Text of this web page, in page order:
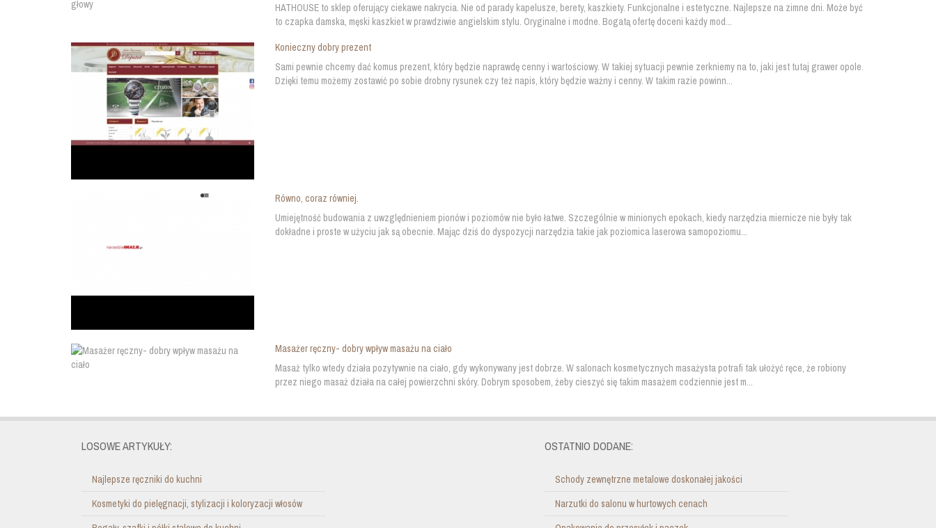
HATHOUSE to sklep oferujący ciekawe nakrycia. Nie od parady kapelusze, berety, kaszkiety. Funkcjonalne i estetyczne. Najlepsze na zimne dni. Może być
to czapka damska, męski kaszkiet w prawdziwie angielskim stylu. Oryginalne i modne. Bogatą ofertę doceni każdy mod...
Konieczny dobry prezent
Sami pewnie chcemy dać komus prezent, który będzie naprawdę cenny i wartościowy. W takiej sytuacji pewnie zerkniemy na to, jaki jest tutaj grawer opole.
Dzięki temu możemy zostawić po sobie drobny rysunek czy też napis, który będzie ważny i cenny. W takim razie powinn...
Równo, coraz równiej.
Umiejętność budowania z uwzględnieniem pionów i poziomów nie było łatwe. Szczególnie w minionych epokach, kiedy narzędzia miernicze nie były tak
dokładne i proste w użyciu jak są obecnie. Mając dziś do dyspozycji narzędzia takie jak poziomica laserowa samopoziomu...
Masażer ręczny- dobry wpływ masażu na ciało
Masaż tylko wtedy działa pozytywnie na ciało, gdy wykonywany jest dobrze. W salonach kosmetycznych masażysta potrafi tak ułożyć ręce, że robiony
przez niego masaż działa na całej powierzchni skóry. Dobrym sposobem, żeby cieszyć się takim masażem codziennie jest m...
LOSOWE ARTYKUŁY:
Najlepsze ręczniki do kuchni
Kosmetyki do pielęgnacji, stylizacji i koloryzacji włosów
OSTATNIO DODANE:
Schody zewnętrzne metalowe doskonałej jakości
Narzutki do salonu w hurtowych cenach